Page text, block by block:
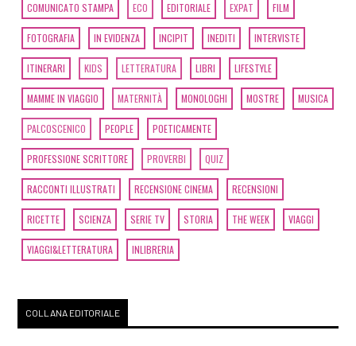
COMUNICATO STAMPA ECO EDITORIALE EXPAT FILM
FOTOGRAFIA IN EVIDENZA INCIPIT INEDITI INTERVISTE
ITINERARI KIDS LETTERATURA LIBRI LIFESTYLE
MAMME IN VIAGGIO MATERNITÀ MONOLOGHI MOSTRE MUSICA
PALCOSCENICO PEOPLE POETICAMENTE
PROFESSIONE SCRITTORE PROVERBI QUIZ
RACCONTI ILLUSTRATI RECENSIONE CINEMA RECENSIONI
RICETTE SCIENZA SERIE TV STORIA THE WEEK VIAGGI
VIAGGI&LETTERATURA INLIBRERIA
COLLANA EDITORIALE